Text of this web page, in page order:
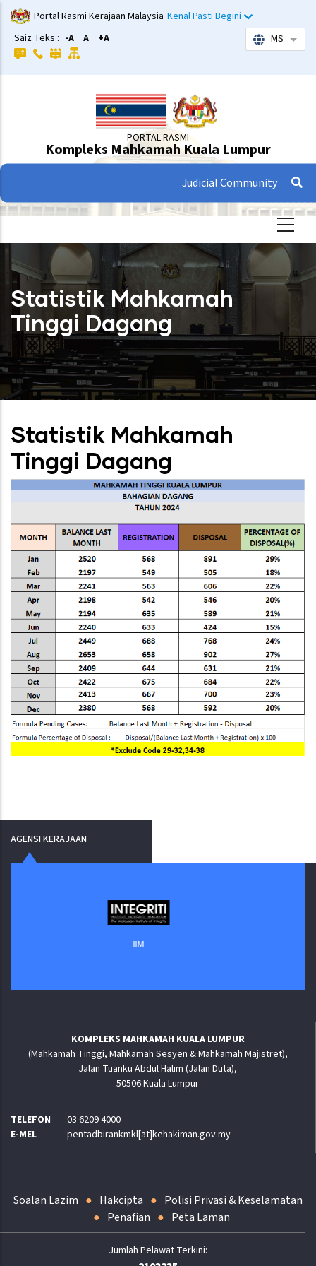
Langkau
ke
kandungan
utama
Portal Rasmi Kerajaan Malaysia Kenal Pasti Begini
Saiz Teks : -A A +A MS
PORTAL RASMI
Kompleks Mahkamah Kuala Lumpur
Judicial Community
Statistik Mahkamah
Tinggi Dagang
Statistik Mahkamah
Tinggi Dagang
AGENSI KERAJAAN
KOMPLEKS MAHKAMAH KUALA LUMPUR
(Mahkamah Tinggi, Mahkamah Sesyen & Mahkamah Majistret),
Jalan Tuanku Abdul Halim (Jalan Duta),
50506 Kuala Lumpur
TELEFON
03 6209 4000
E-MEL
pentadbirankmkl[at]kehakiman.gov.my
Soalan Lazim Hakcipta
Polisi Privasi & Keselamatan
Penafian
Peta Laman